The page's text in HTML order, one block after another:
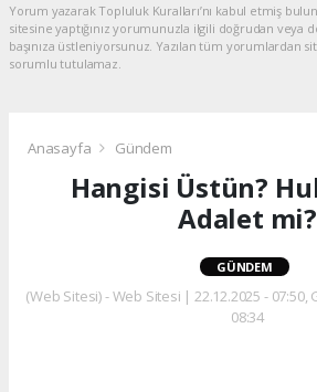
Yorum yazarak Topluluk Kuralları’nı kabul etmiş
sitesine yaptığınız yorumunuzla ilgili doğrudan veya
başınıza üstleniyorsunuz. Yazılan tüm yorumlardan
sorumlu tutulamaz.
Anasayfa Gündem
Hangisi Üstün?
Adalet mi?
GÜNDEM
(Web Sitesi) - Web Sitesi | 22.12.2025 - 07:50,
08:34